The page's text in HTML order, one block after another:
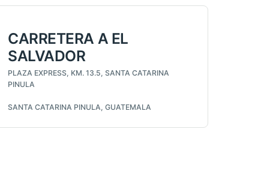
CARRETERA A EL
SALVADOR
PLAZA EXPRESS, KM. 13.5, SANTA CATARINA
PINULA
SANTA CATARINA PINULA, GUATEMALA